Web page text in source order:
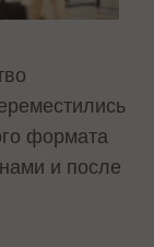
формата
и после